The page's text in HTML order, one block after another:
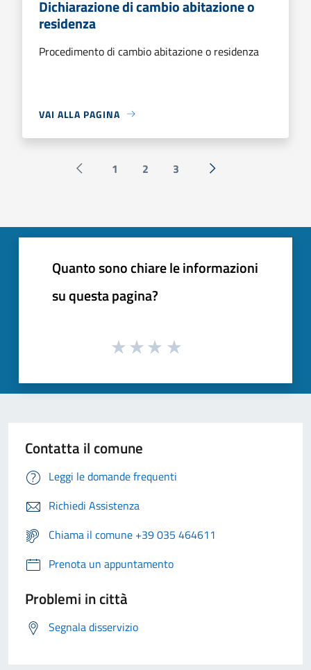
Dichiarazione di cambio abitazione o
residenza
Procedimento di cambio abitazione o residenza
VAI ALLA PAGINA
Pagina precedente
1 2 3 Successiva »
Quanto sono chiare le informazioni
su questa pagina?
Contatta il comune
Leggi le domande frequenti
Richiedi Assistenza
Chiama il comune +39 035 464611
Prenota un appuntamento
Problemi in città
Segnala disservizio